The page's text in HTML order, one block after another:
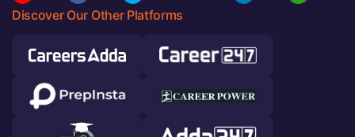
Discover Our Other Platforms